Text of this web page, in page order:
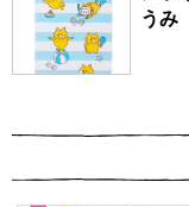
うみ